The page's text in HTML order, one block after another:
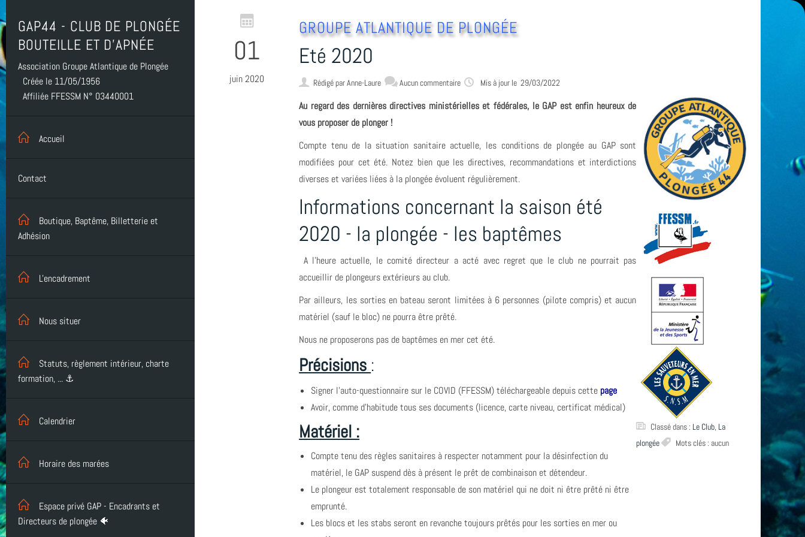
GAP44 - CLUB DE PLONGÉE
BOUTEILLE ET D'APNÉE
Association Groupe Atlantique de Plongée
Créée le 11/05/1956
Affiliée FFESSM N° 03440001
Accueil
Contact
Boutique, Baptême, Billetterie et
Adhésion
L'encadrement
Nous situer
Statuts, règlement intérieur, charte
formation, ... ⚓
Calendrier
Horaire des marées
Espace privé GAP - Encadrants et
Directeurs de plongée 🐠
01
juin 2020
GROUPE ATLANTIQUE DE PLONGÉE
Eté 2020
Rédigé parAnne-Laure Aucun commentaire Mis à jour le 29/03/2022
Au regard des dernières directives ministérielles et fédérales, le GAP est enfin heureux de
vous proposer de plonger !
Compte tenu de la situation sanitaire actuelle, les conditions de plongée au GAP sont
modifiées pour cet été. Notez bien que les directives, recommandations et interdictions
diverses et variées liées à la plongée évoluent régulièrement.
Informations concernant la saison été
2020 - la plongée - les baptêmes
A l'heure actuelle, le comité directeur a acté avec regret que le club ne pourrait pas
accueillir de plongeurs extérieurs au club.
Par ailleurs, les sorties en bateau seront limitées à 6 personnes (pilote compris) et aucun
matériel (sauf le bloc) ne pourra être prêté.
Nous ne proposerons pas de baptêmes en mer cet été.
Précisions :
Signer l’auto-questionnaire sur le COVID (FFESSM) téléchargeable depuis cette page
Avoir, comme d'habitude tous ses documents (licence, carte niveau, certificat médical)
Matériel :
Compte tenu des règles sanitaires à respecter notamment pour la désinfection du
matériel, le GAP suspend dès à présent le prêt de combinaison et détendeur.
Le plongeur est totalement responsable de son matériel qui ne doit ni être prêté ni être
emprunté.
Les blocs et les stabs seront en revanche toujours prêtés pour les sorties en mer ou
Classé dans : Le Club, La
plongée
Mots clés : aucun